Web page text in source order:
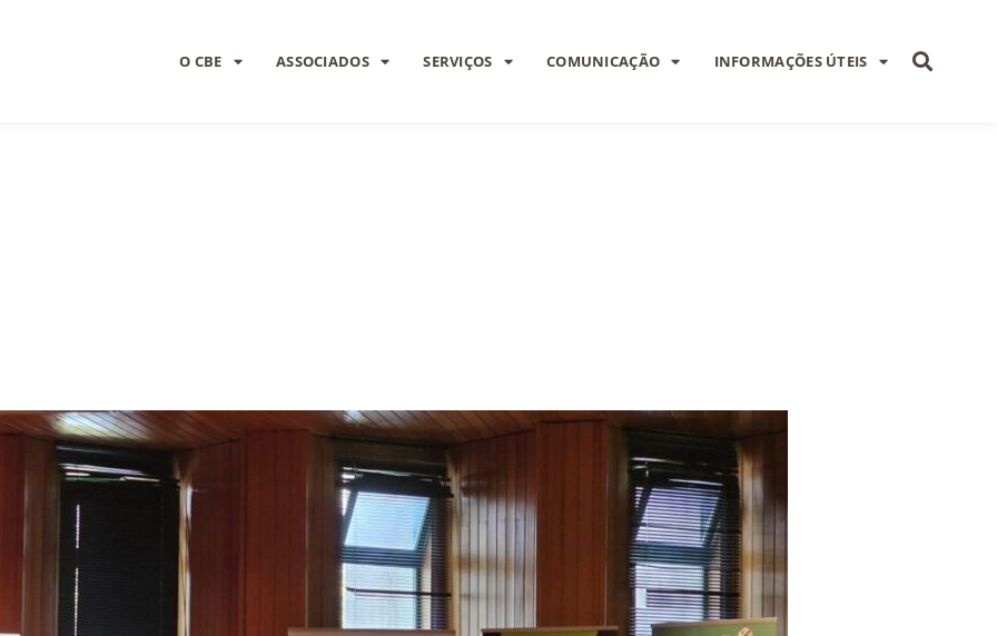
O CBE ASSOCIADOS SERVIÇOS COMUNICAÇÃO INFORMAÇÕES ÚTEIS